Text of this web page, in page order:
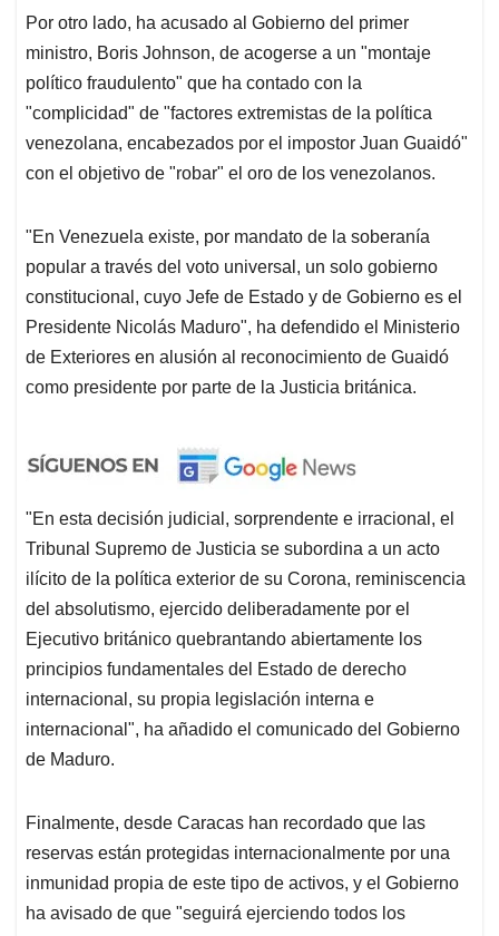
Por otro lado, ha acusado al Gobierno del primer
ministro, Boris Johnson, de acogerse a un "montaje
político fraudulento" que ha contado con la
"complicidad" de "factores extremistas de la política
venezolana, encabezados por el impostor Juan Guaidó"
con el objetivo de "robar" el oro de los venezolanos.
"En Venezuela existe, por mandato de la soberanía
popular a través del voto universal, un solo gobierno
constitucional, cuyo Jefe de Estado y de Gobierno es el
Presidente Nicolás Maduro", ha defendido el Ministerio
de Exteriores en alusión al reconocimiento de Guaidó
como presidente por parte de la Justicia británica.
"En esta decisión judicial, sorprendente e irracional, el
Tribunal Supremo de Justicia se subordina a un acto
ilícito de la política exterior de su Corona, reminiscencia
del absolutismo, ejercido deliberadamente por el
Ejecutivo británico quebrantando abiertamente los
principios fundamentales del Estado de derecho
internacional, su propia legislación interna e
internacional", ha añadido el comunicado del Gobierno
de Maduro.
Finalmente, desde Caracas han recordado que las
reservas están protegidas internacionalmente por una
inmunidad propia de este tipo de activos, y el Gobierno
ha avisado de que "seguirá ejerciendo todos los